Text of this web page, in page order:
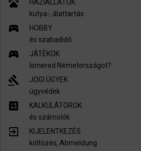
pets
HÁZIÁLLATOK
kutya-, álattartás
sports_esports
HOBBY
és szabadidő
sports_esports
JÁTÉKOK
Ismered Németországot?
gavel
JOGI ÜGYEK
ügyvédek
calculate
KALKULÁTOROK
és számolók
exit_to_app
KIJELENTKEZÉS
költözés, Abmeldung